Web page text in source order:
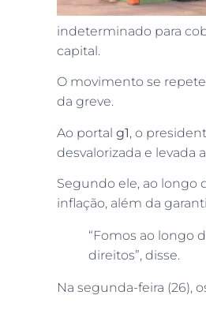
indeterminado para
capital.
O movimento se
da greve.
Ao portal g1, o
desvalorizada e levada
Segundo ele, ao longo
inflação, além da
“Fomos ao longo
direitos”, disse.
Na segunda-feira (26),